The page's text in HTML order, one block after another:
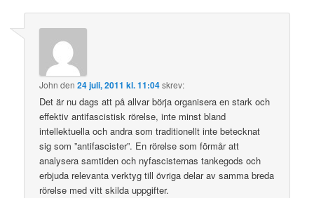
John den24 juli, 2011 kl. 11:04skrev:
Det är nu dags att på allvar börja organisera en stark och
effektiv antifascistisk rörelse, inte minst bland
intellektuella och andra som traditionellt inte betecknat
sig som ”antifascister”. En rörelse som förmår att
analysera samtiden och nyfascisternas tankegods och
erbjuda relevanta verktyg till övriga delar av samma breda
rörelse med vitt skilda uppgifter.